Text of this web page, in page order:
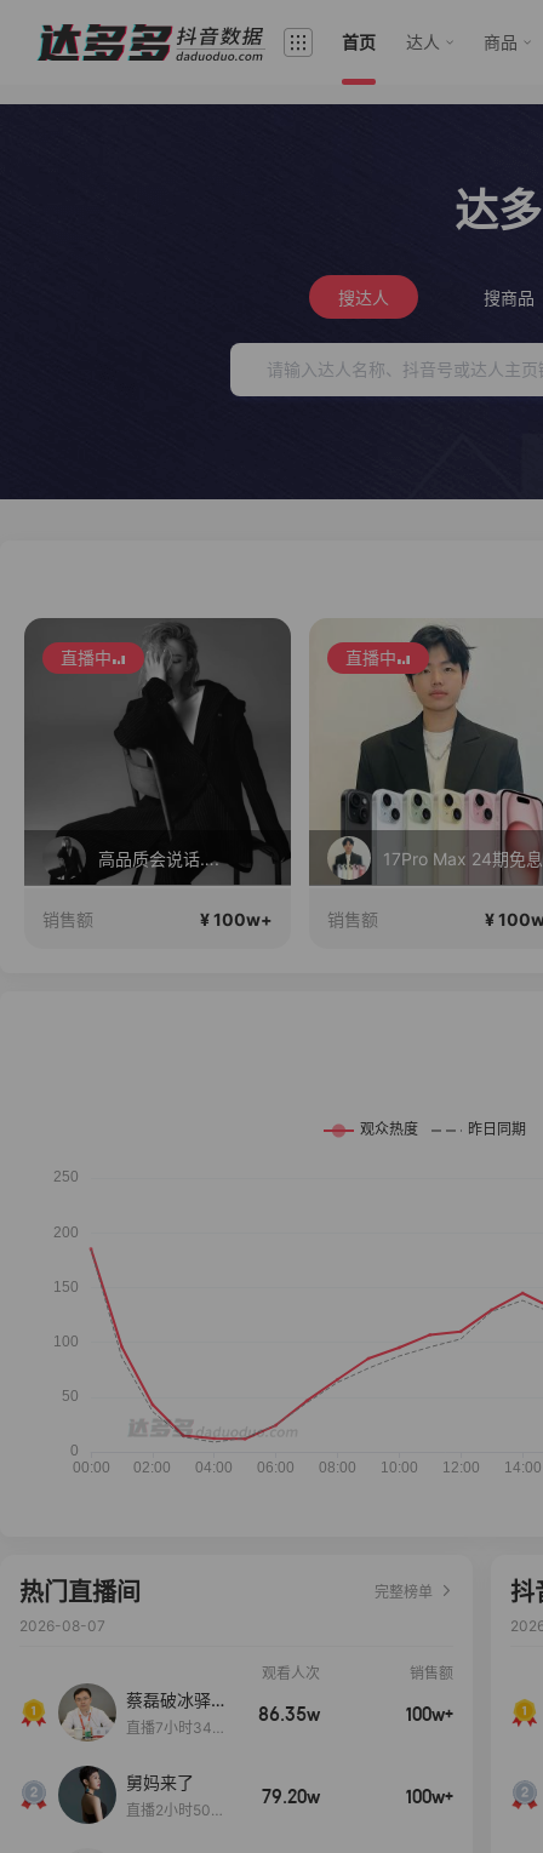
首页 达人 商品
达
搜达人 搜商品
直播中
高品质会说话….
销售额 ¥ 100w+
直播中
17Pro Max 24期免息
销售额 ¥
热门直播间
完整榜单
2026-08-07
观看人次 销售额
蔡磊破冰驿站
直播间好物分
直播7小时34分
86.35w 100w+
舅妈来了
直播2小时50分
79.20w 100w+
抖